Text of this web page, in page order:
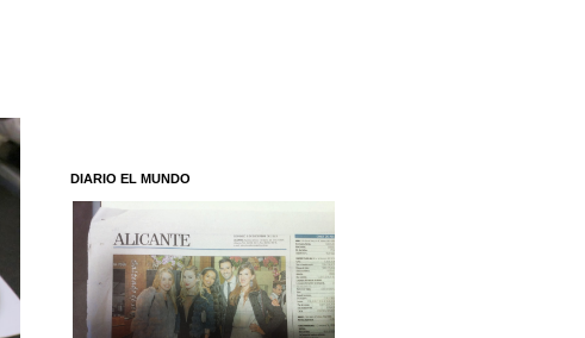
DIARIO EL MUNDO